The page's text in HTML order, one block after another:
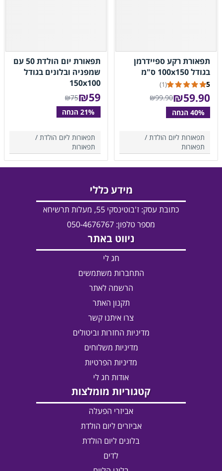
תפאורת רקע ספיידרמן
בגודל 100x150 ס"מ
תפאורות ליום הולדת /
תפאורות
5
(1)
₪99.90 59.90
₪
תפאורת יום הולדת 50 עם
שמפניה ובלונים בגודל
150x100
תפאורות ליום הולדת /
תפאורות
₪75 59
₪
מידע כללי
כתובת עסק: ז'בוטינסקי 55, מעלות תרשיחא
מספר טלפון: 050-4676767
ניווט באתר
חג לי
התחברות משתמשים
הרשמה לאתר
תקנון האתר
צרו איתנו קשר
מדיניות החזרות וביטולים
מדיניות משלוחים
מדיניות הפרטיות
אודות חג לי
קטגוריות מומלצות
אביזרי הפעלה
אביזרים ליום הולדת
בלונים ליום הולדת
לדים